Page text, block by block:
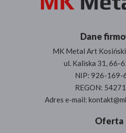
Dane
MK Metal Art Kosiński
ul. Kaliska 31, 66-
NIP: 926-169-
REGON:
Adres e-mail:
Oferta